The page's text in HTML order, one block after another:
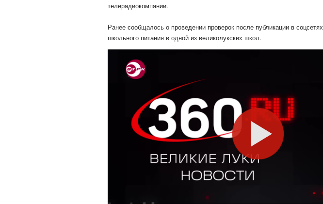
телерадиокомпании.
Ранее сообщалось о проведении проверок после публикации в соцсетях
школьного питания в одной из великолукских школ.